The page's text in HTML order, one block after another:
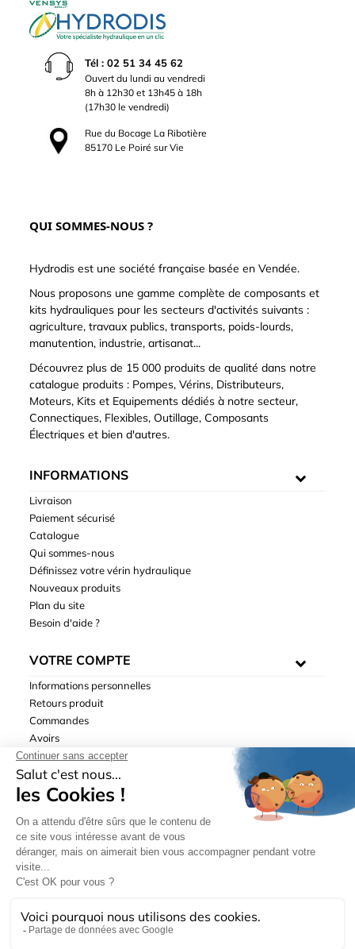
Tél : 02 51 34 45 62
Ouvert du lundi au vendredi
8h à 12h30 et 13h45 à 18h
(17h30 le vendredi)
Rue du Bocage La Ribotière
85170 Le Poiré sur Vie
QUI SOMMES-NOUS ?
Hydrodis est une société française basée en Vendée.
Nous proposons une gamme complète de composants et
kits hydrauliques pour les secteurs d'activités suivants :
agriculture, travaux publics, transports, poids-lourds,
manutention, industrie, artisanat...
Découvrez plus de 15 000 produits de qualité dans notre
catalogue produits : Pompes, Vérins, Distributeurs,
Moteurs, Kits et Equipements dédiés à notre secteur,
Connectiques, Flexibles, Outillage, Composants
Électriques et bien d'autres.
INFORMATIONS
Livraison
Paiement sécurisé
Catalogue
Qui sommes-nous
Définissez votre vérin hydraulique
Nouveaux produits
Plan du site
Besoin d'aide ?
VOTRE COMPTE
Informations personnelles
Retours produit
Commandes
Avoirs
Adresses
Bons de réduction
de ventes| © Hydrodis 2003-2026. Tous droits réservés